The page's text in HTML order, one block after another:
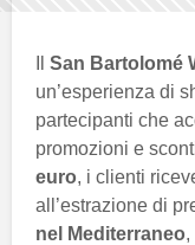
San Bartolomé
un’esperienza di
partecipanti che
promozioni e
euro, i clienti
all’estrazione di
nel Mediterraneo,